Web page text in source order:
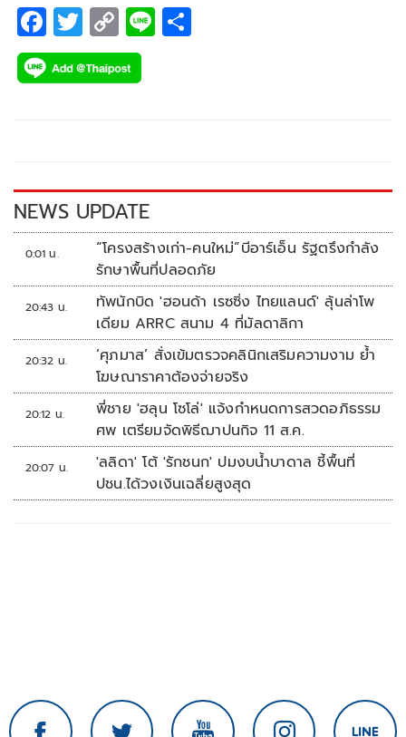
F
ac
e
k
T
wi
tt
C
o
p
k
Li
NEWS UPDATE
0:01 น.
“โครงสร้างเก่า-คนใหม่”บีอาร์เอ็น รัฐตรึงกำลัง
รักษาพื้นที่ปลอดภัย
20:43 น.
ทัพนักบิด 'ฮอนด้า เรซซิ่ง ไทยแลนด์' ลุ้นล่าโพ
เดียม ARRC สนาม 4 ที่มัลดาลิกา
20:32 น.
‘ศุภมาส’ สั่งเข้มตรวจคลินิกเสริมความงาม ย้ำ
โฆษณาราคาต้องจ่ายจริง
20:12 น.
พี่ชาย 'ฮลุน โซโล่' แจ้งกำหนดการสวดอภิธรรม
ศพ เตรียมจัดพิธีฌาปนกิจ 11 ส.ค.
20:07 น.
'ลลิดา' โต้ 'รักชนก' ปมงบน้ำบาดาล ชี้พื้นที่
ปชน.ได้วงเงินเฉลี่ยสูงสุด